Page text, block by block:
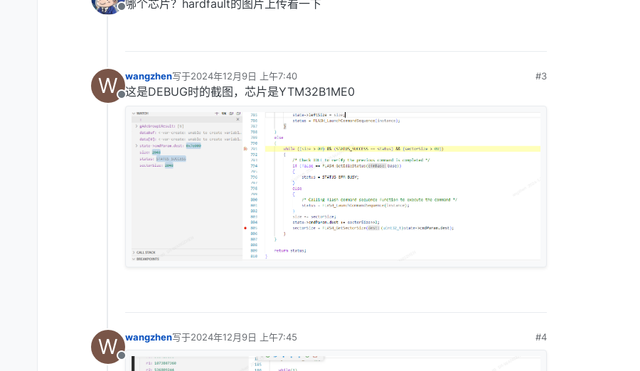
离线
哪个芯片？hardfault的图片上传看一下
W
离线
wangzhen写于2024年12月9日 上午7:40
最后由 编辑
#3
这是DEBUG时的截图，芯片是YTM32B1ME0
W
离线
wangzhen写于2024年12月9日 上午7:45
最后由 编辑
#4